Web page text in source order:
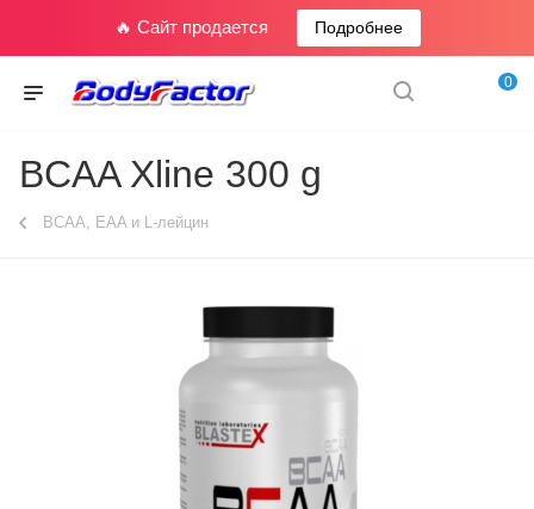
🔥 Сайт продается Подробнее
0
BCAA Xline 300 g
BCAA, EAA и L-лейцин